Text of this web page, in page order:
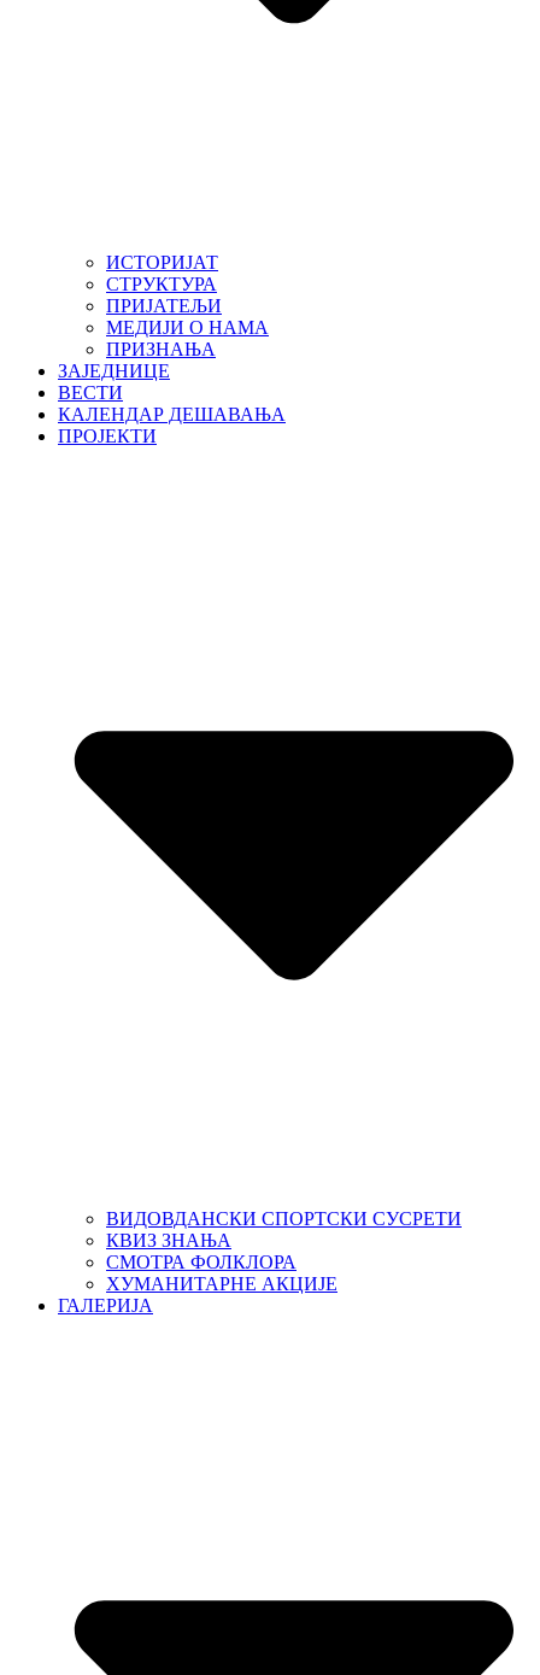
ИСТОРИЈАТ
СТРУКТУРА
ПРИЈАТЕЉИ
МЕДИЈИ О НАМА
ПРИЗНАЊА
ЗАЈЕДНИЦЕ
ВЕСТИ
КАЛЕНДАР ДЕШАВАЊА
ПРОЈЕКТИ
ВИДОВДАНСКИ СПОРТСКИ СУСРЕТИ
КВИЗ ЗНАЊА
СМОТРА ФОЛКЛОРА
ХУМАНИТАРНЕ АКЦИЈЕ
ГАЛЕРИЈА